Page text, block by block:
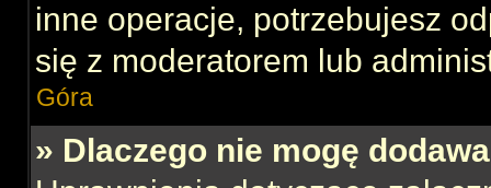
inne operacje, potrzebujesz
się z moderatorem lub
Góra
» Dlaczego nie mogę